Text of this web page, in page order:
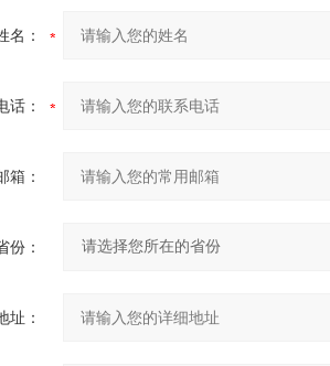
名：
话：
箱：
份：
址：